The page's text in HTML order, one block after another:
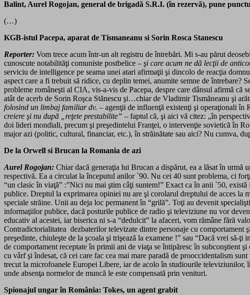
Balint, Aurel Rogojan, general de brigadă S.R.I. (în rezervă), pune
(…)
KGB-istul Pacepa, aparat de Tismaneanu si Sorin Rosca Stanescu
Reporter: Vom trece acum într-un alt registru de întrebări. Mi s-au părut
cunoscute notabilităţi comuniste postbelice – şi care acum ne dă lecţii de
serviciu de intelligence pe seama unei atari afirmaţii şi dincolo de reacţia
aspect care a fi trebuit să ridice, cu deplin temei, anumite semne de
probleme româneşti al CIA, vis-a-vis de Pacepa, despre care dânsul afirmă că
atât de acerb de Sorin Roşca Stănescu şi…chiar de Vladimir Tismăneanu şi
folosind un limbaj familiar dv. – agenţii de influenţă existenţi şi operaţionali în
creiere şi nu după „reţete prestabilite” – faptul că, şi aici vă citez: „în
doi lideri mondiali, precum şi preşedintelui Franţei, o intervenţie sovietică în
major azi (politic, cultural, financiar, etc.), în străinătate sau aici? Nu cumva,
De la Orwell si Brucan la Romania de azi
Aurel Rogojan: Chiar dacă generaţia lui Brucan a dispărut, ea a lăsat în
respectivă. Ea a circulat la începutul anilor `90. Nu cei 40 sunt problema, ci
“un clasic în viaţă” :”Nici nu mai ştim câţi suntem!” Exact ca în anii `50,
publice. Dreptul la exprimarea opiniei nu are şi corolarul dreptului de acces la
speciale străine. Unii au deja loc permanent în “grilă”. Toţi au devenit
informaţiilor publice, dacă posturile publice de radio şi televiziune nu vor
educativ al acestei, iar biserica ni s-a “dedulcit” la afaceri, vom rămâne fără
Contradictorialitatea dezbaterilor televizate dintre personaje cu
preşedinte, chiuleşte de la şcoala şi trişează la examene !” sau “Dacă vrei să-
de comportament receptate în primii ani de viaţa se întipăresc în subconştient
cu vârf şi îndesat, că cei care fac cea mai mare paradă de prooccidentalism
trecut la microfoanele Europei Libere, iar de acolo în studiourile
unde absenţa normelor de muncă le este compensată prin venituri.
Spionajul ungar în România: Tokes, un agent grabit